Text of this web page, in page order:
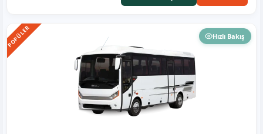
POPÜLER Hızlı Bakış